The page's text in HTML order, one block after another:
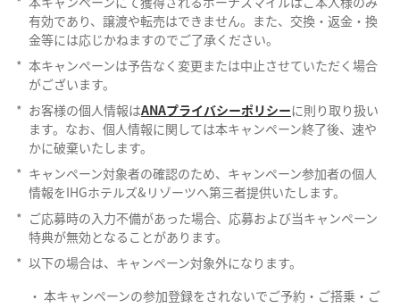
有効であり、譲渡や転売はできません。また、交換・返金・換
金等には応じかねますのでご了承ください。
* 本キャンペーンは予告なく変更または中止させていただく場合
がございます。
* お客様の個人情報はANAプライバシーポリシーに則り取り扱い
ます。なお、個人情報に関しては本キャンペーン終了後、速や
かに破棄いたします。
* キャンペーン対象者の確認のため、キャンペーン参加者の個人
情報をIHGホテルズ&リゾーツへ第三者提供いたします。
* ご応募時の入力不備があった場合、応募および当キャンペーン
特典が無効となることがあります。
* 以下の場合は、キャンペーン対象外になります。
本キャンペーンの参加登録をされないでご予約・ご搭乗・ご